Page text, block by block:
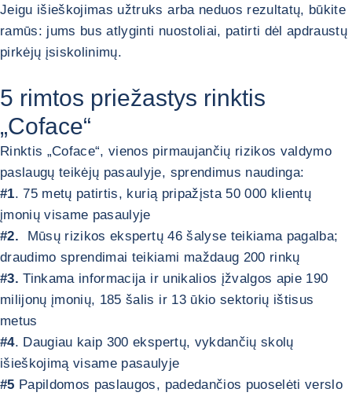
Jeigu išieškojimas užtruks arba neduos rezultatų, būkite
ramūs: jums bus atlyginti nuostoliai, patirti dėl apdraustų
pirkėjų įsiskolinimų.
5 rimtos priežastys rinktis
„Coface“
Rinktis „Coface“, vienos pirmaujančių rizikos valdymo
paslaugų teikėjų pasaulyje, sprendimus naudinga:
#1. 75 metų patirtis, kurią pripažįsta 50 000 klientų
įmonių visame pasaulyje
#2. Mūsų rizikos ekspertų 46 šalyse teikiama pagalba;
draudimo sprendimai teikiami maždaug 200 rinkų
#3. Tinkama informacija ir unikalios įžvalgos apie 190
milijonų įmonių, 185 šalis ir 13 ūkio sektorių ištisus
metus
#4. Daugiau kaip 300 ekspertų, vykdančių skolų
išieškojimą visame pasaulyje
#5 Papildomos paslaugos, padedančios puoselėti verslo